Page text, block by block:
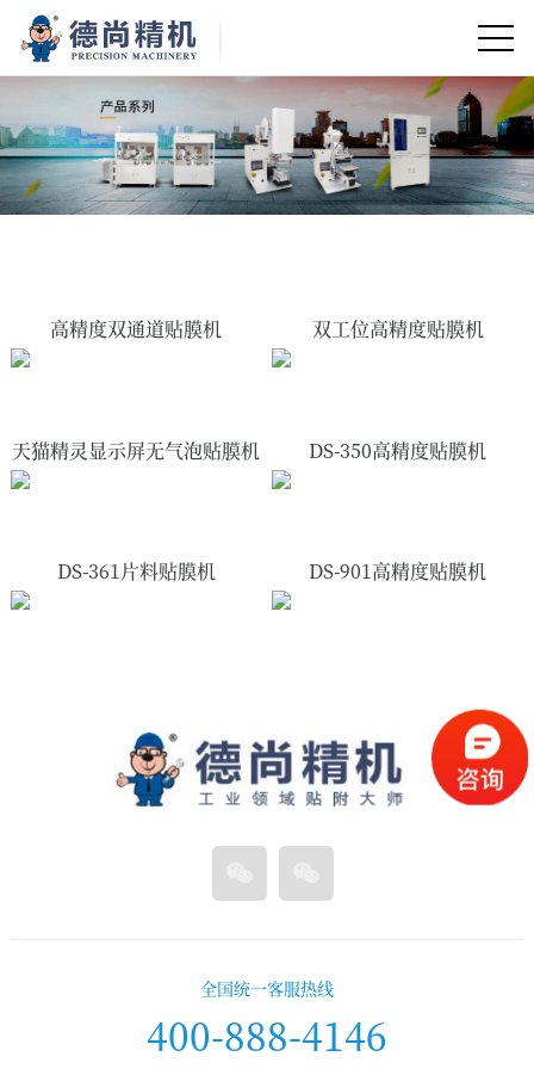
高精度双通道贴膜机 双工位高精度贴膜机
天猫精灵显示屏无气泡贴膜机 DS-350高精度贴膜机
DS-361片料贴膜机 DS-901高精度贴膜机
全国统一客服热线
400-888-4146